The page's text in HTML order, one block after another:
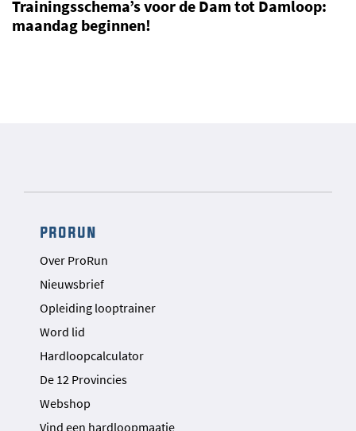
Trainingsschema’s voor de Dam tot Damloop:
maandag beginnen!
prorun
Over ProRun
Nieuwsbrief
Opleiding looptrainer
Word lid
Hardloopcalculator
De 12 Provincies
Webshop
Vind een hardloopmaatje